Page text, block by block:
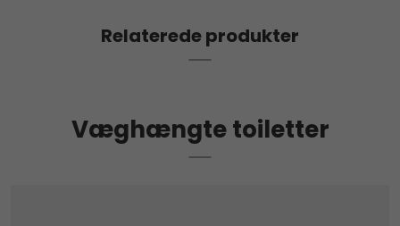
Relaterede produkter
Væghængte toiletter